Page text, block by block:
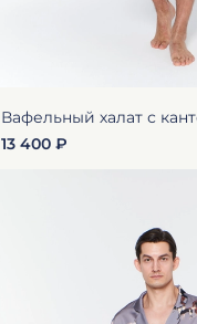
Вафельный халат с
13 400 ₽